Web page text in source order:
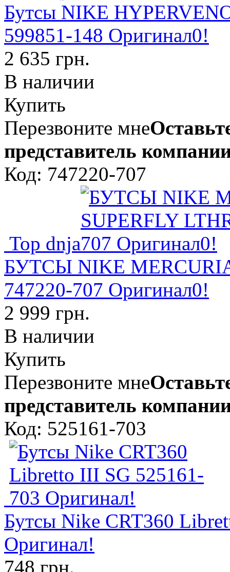
Бутсы NIKE
599851-148 Оригинал0!
2 635 грн.
В наличии
Купить
Перезвоните мне
представитель
Код: 747220-707
Top dnja
БУТСЫ NIKE
747220-707 Оригинал0!
2 999 грн.
В наличии
Купить
Перезвоните мне
представитель
Код: 525161-703
Бутсы Nike CRT360
Оригинал!
748 грн.